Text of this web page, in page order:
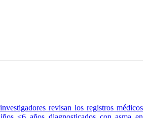
revisan los registros médicos